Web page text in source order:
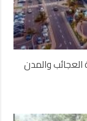
غابة العجائب والمدن